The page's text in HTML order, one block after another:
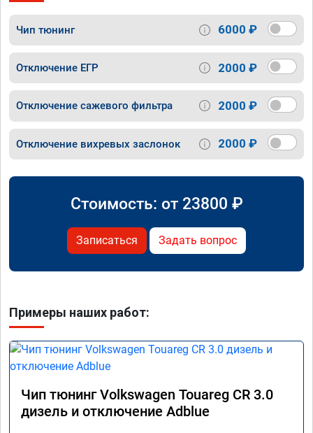
Чип тюнинг 6000 ₽
Отключение ЕГР 2000 ₽
Отключение сажевого фильтра 2000 ₽
Отключение вихревых заслонок 2000 ₽
Стоимость: от 23800 ₽
Записаться Задать вопрос
Примеры наших работ:
Чип тюнинг Volkswagen Touareg CR 3.0
дизель и отключение Adblue